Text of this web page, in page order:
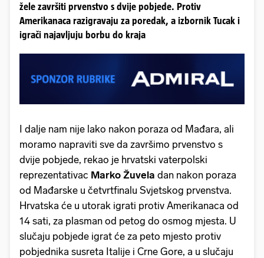
žele završiti prvenstvo s dvije pobjede. Protiv
Amerikanaca razigravaju za poredak, a izbornik Tucak i
igrači najavljuju borbu do kraja
I dalje nam nije lako nakon poraza od Mađara, ali
moramo napraviti sve da završimo prvenstvo s
dvije pobjede, rekao je hrvatski vaterpolski
reprezentativac Marko Žuvela dan nakon poraza
od Mađarske u četvrtfinalu Svjetskog prvenstva.
Hrvatska će u utorak igrati protiv Amerikanaca od
14 sati, za plasman od petog do osmog mjesta. U
slučaju pobjede igrat će za peto mjesto protiv
pobjednika susreta Italije i Crne Gore, a u slučaju